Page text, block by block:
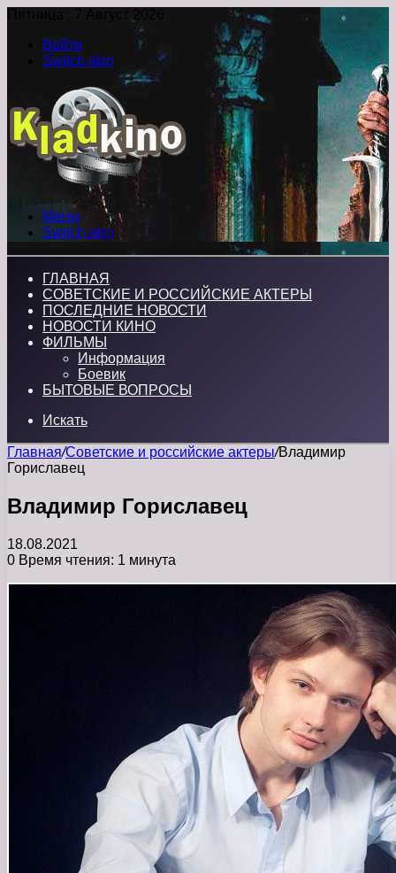
Пятница , 7 Август 2026
Войти
Switch skin
Меню
Switch skin
ГЛАВНАЯ
СОВЕТСКИЕ И РОССИЙСКИЕ АКТЕРЫ
ПОСЛЕДНИЕ НОВОСТИ
НОВОСТИ КИНО
ФИЛЬМЫ
Информация
Боевик
БЫТОВЫЕ ВОПРОСЫ
Искать
Главная/Советские и российские актеры/Владимир
Гориславец
Владимир Гориславец
18.08.2021
0 Время чтения: 1 минута